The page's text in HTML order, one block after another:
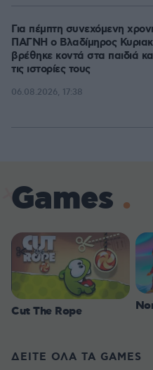
Για πέμπτη συνεχόμενη
ΠΑΓΝΗ ο Βλαδίμηρος
βρέθηκε κοντά στα παιδιά
τις ιστορίες τους
06.08.2026, 17:38
Games
Cut The Rope
ΔΕΙΤΕ ΟΛΑ ΤΑ GAMES